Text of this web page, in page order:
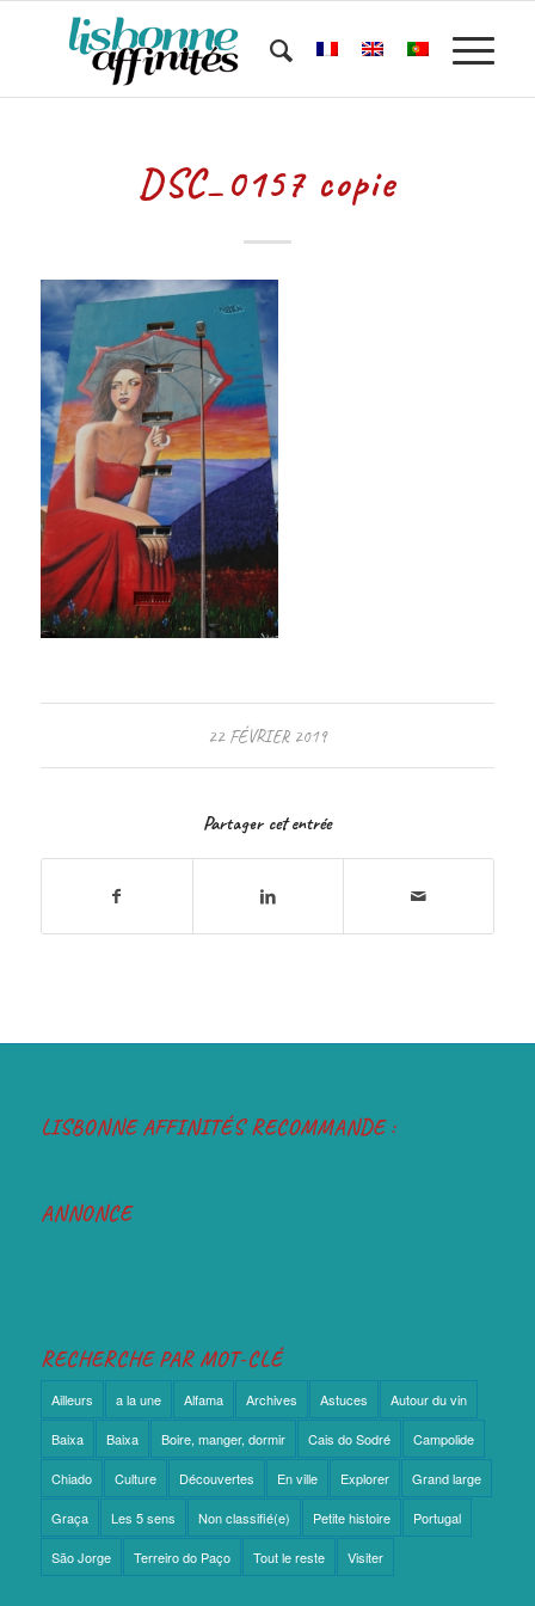
DSC_0157 copie
22 FÉVRIER 2019
Partager cet entrée
LISBONNE AFFINITÉS RECOMMANDE :
ANNONCE
RECHERCHE PAR MOT-CLÉ
Ailleurs a la une Alfama Archives Astuces Autour du vin
Baixa Baixa Boire, manger, dormir Cais do Sodré Campolide
Chiado Culture Découvertes En ville Explorer Grand large
Graça Les 5 sens Non classifié(e) Petite histoire Portugal
São Jorge Terreiro do Paço Tout le reste Visiter